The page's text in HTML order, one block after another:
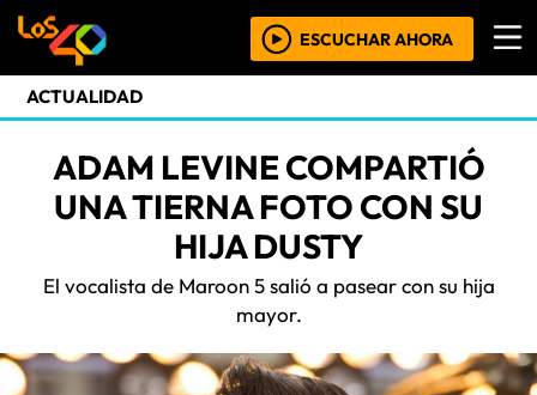
ESCUCHAR AHORA
ACTUALIDAD
ADAM LEVINE COMPARTIÓ
UNA TIERNA FOTO CON SU
HIJA DUSTY
El vocalista de Maroon 5 salió a pasear con su hija
mayor.